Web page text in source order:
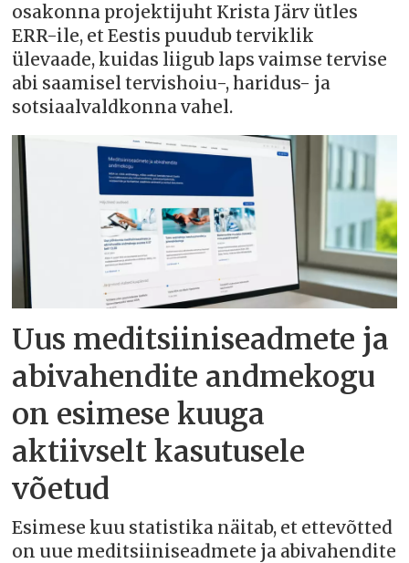
osakonna projektijuht Krista Järv ütles
ERR-ile, et Eestis puudub terviklik
ülevaade, kuidas liigub laps vaimse tervise
abi saamisel tervishoiu-, haridus- ja
sotsiaalvaldkonna vahel.
Uus meditsiiniseadmete ja
abivahendite andmekogu
on esimese kuuga
aktiivselt kasutusele
võetud
Esimese kuu statistika näitab, et ettevõtted
on uue meditsiiniseadmete ja abivahendite